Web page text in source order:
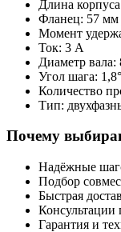
Длина
Фланец: 57 мм
Момент
Ток: 3 А
Диаметр
Угол шага: 1,8°
Количество
Тип:
Почему
Надёжные
Подбор
Быстрая
Консультации
Гарантия и